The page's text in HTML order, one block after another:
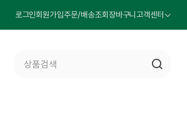
로그인회원가입주문/배송조회장바구니 고객센터